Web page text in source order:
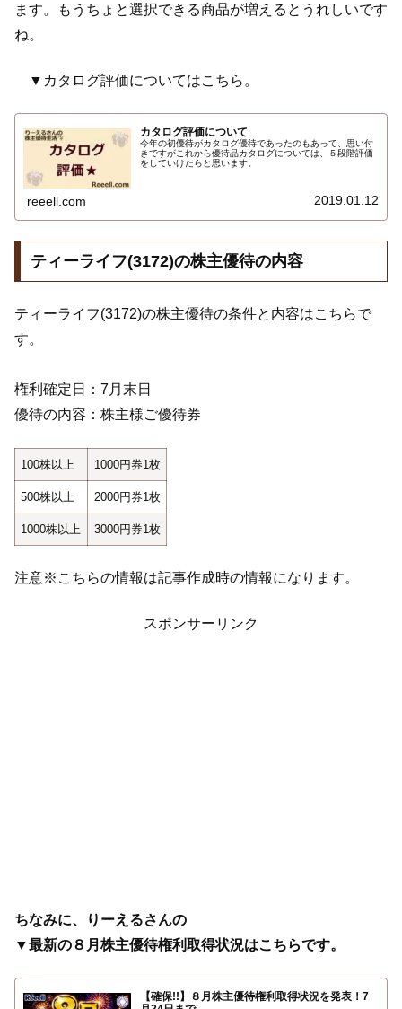
ます。もうちょと選択できる商品が増えるとうれしいです
ね。
▼カタログ評価についてはこちら。
カタログ評価について
今年の初優待がカタログ優待であったのもあって、思い付
きですがこれから優待品カタログについては、５段階評価
をしていけたらと思います。
reeell.com 2019.01.12
ティーライフ(3172)の株主優待の内容
ティーライフ(3172)の株主優待の条件と内容はこちらで
す。
権利確定日：7月末日
優待の内容：株主様ご優待券
100株以上 1000円券1枚
500株以上 2000円券1枚
1000株以上 3000円券1枚
注意※こちらの情報は記事作成時の情報になります。
スポンサーリンク
ちなみに、りーえるさんの
▼最新の８月株主優待権利取得状況はこちらです。
【確保!!】８月株主優待権利取得状況を発表！7